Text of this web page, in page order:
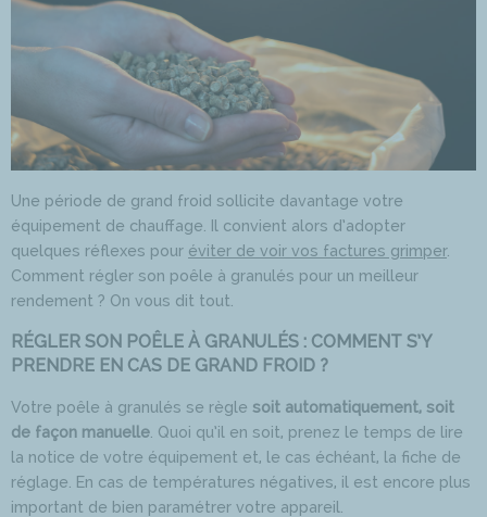
Une période de grand froid sollicite davantage votre
équipement de chauffage. Il convient alors d’adopter
quelques réflexes pour éviter de voir vos factures grimper.
Comment régler son poêle à granulés pour un meilleur
rendement ? On vous dit tout.
RÉGLER SON POÊLE À GRANULÉS : COMMENT S’Y
PRENDRE EN CAS DE GRAND FROID ?
Votre poêle à granulés se règle soit automatiquement, soit
de façon manuelle . Quoi qu’il en soit, prenez le temps de lire
la notice de votre équipement et, le cas échéant, la fiche de
réglage. En cas de températures négatives, il est encore plus
important de bien paramétrer votre appareil.